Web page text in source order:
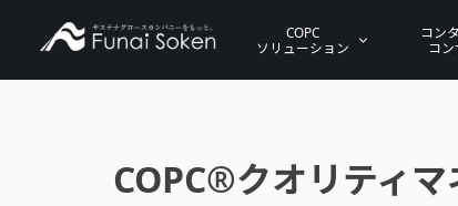
COPC
ソリューション
コン
コ
COPC®クオリティ